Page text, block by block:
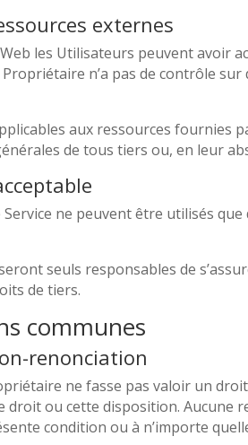
externes
les Utilisateurs peuvent avoir
n’a pas de contrôle
aux ressources fournies
de tous tiers ou, en leur
Service ne peuvent être utilisés
seuls responsables de
de tiers.
communes
renonciation
ne fasse pas valoir un
droit ou cette disposition. Aucune
condition ou à n’importe